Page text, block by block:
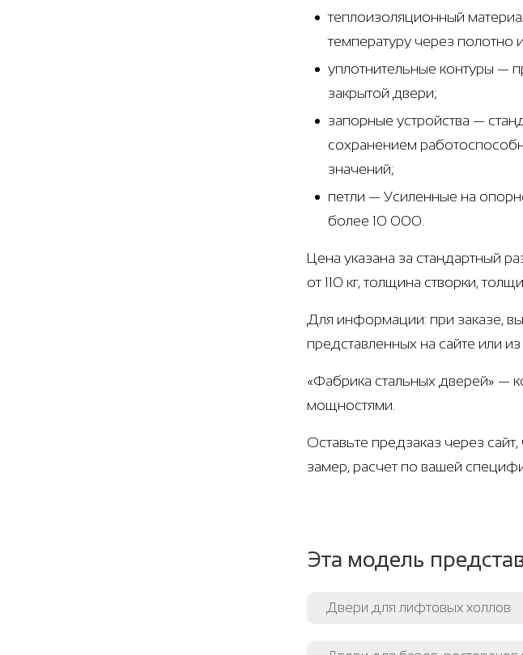
теплоизоляционный
температуру через
уплотнительные контуры —
закрытой двери;
запорные устройства —
сохранением
значений;
петли — Усиленные на
более 10 000.
Цена указана за стандартный
от 110 кг, толщина створки,
Для информации: при заказе,
представленных на сайте или
«Фабрика стальных дверей» —
мощностями.
Оставьте предзаказ через
замер, расчет по вашей
Эта модель
Двери для лифтовых холлов